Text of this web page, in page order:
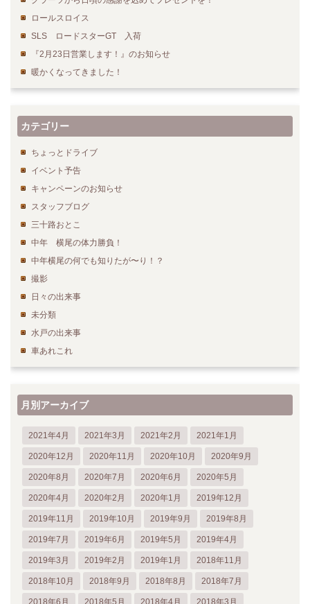
ロールスロイス
SLS ロードスターGT 入荷
『2月23日営業します！』のお知らせ
暖かくなってきました！
カテゴリー
ちょっとドライブ
イベント予告
キャンペーンのお知らせ
スタッフブログ
三十路おとこ
中年 横尾の体力勝負！
中年横尾の何でも知りたが〜り！？
撮影
日々の出来事
未分類
水戸の出来事
車あれこれ
月別アーカイブ
2021年4月 2021年3月 2021年2月 2021年1月
2020年12月 2020年11月 2020年10月 2020年9月
2020年8月 2020年7月 2020年6月 2020年5月
2020年4月 2020年2月 2020年1月 2019年12月
2019年11月 2019年10月 2019年9月 2019年8月
2019年7月 2019年6月 2019年5月 2019年4月
2019年3月 2019年2月 2019年1月 2018年11月
2018年10月 2018年9月 2018年8月 2018年7月
2018年6月 2018年5月 2018年4月 2018年3月